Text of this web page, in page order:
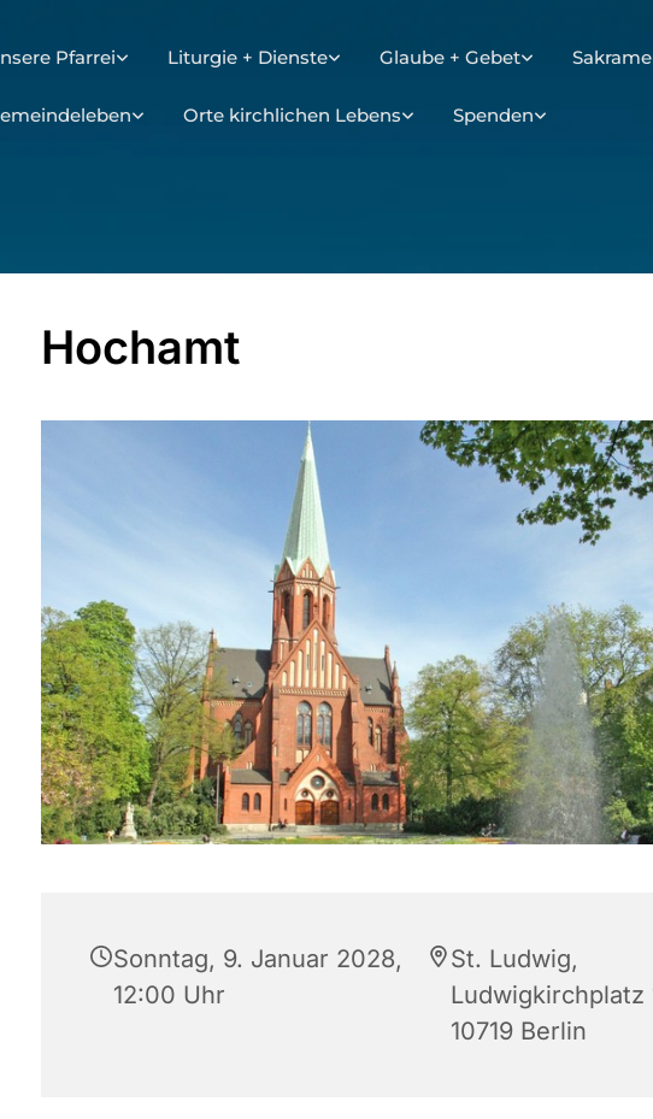
Pfarrei Liturgie + Dienste Glaube + Gebet
Orte kirchlichen Lebens Spenden
Hochamt
Sonntag, 9. Januar 2028,
12:00 Uhr
St. Ludwig,
Ludwigkirchplatz
10719 Berlin